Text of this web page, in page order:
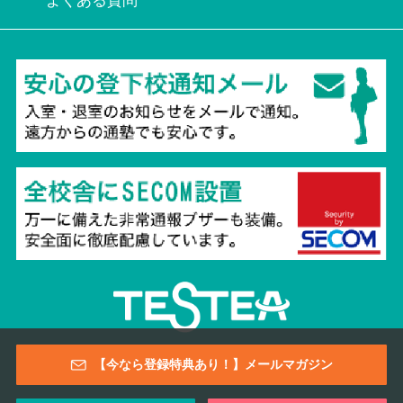
【今なら登録特典あり！】メールマガジン
Copyright © 2026 TESTEA CO., All Rights Reserved.